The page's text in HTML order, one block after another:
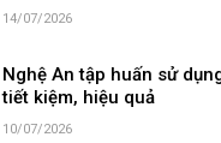
14/07/2026
Nghệ An tập huấn sử
tiết kiệm, hiệu quả
10/07/2026